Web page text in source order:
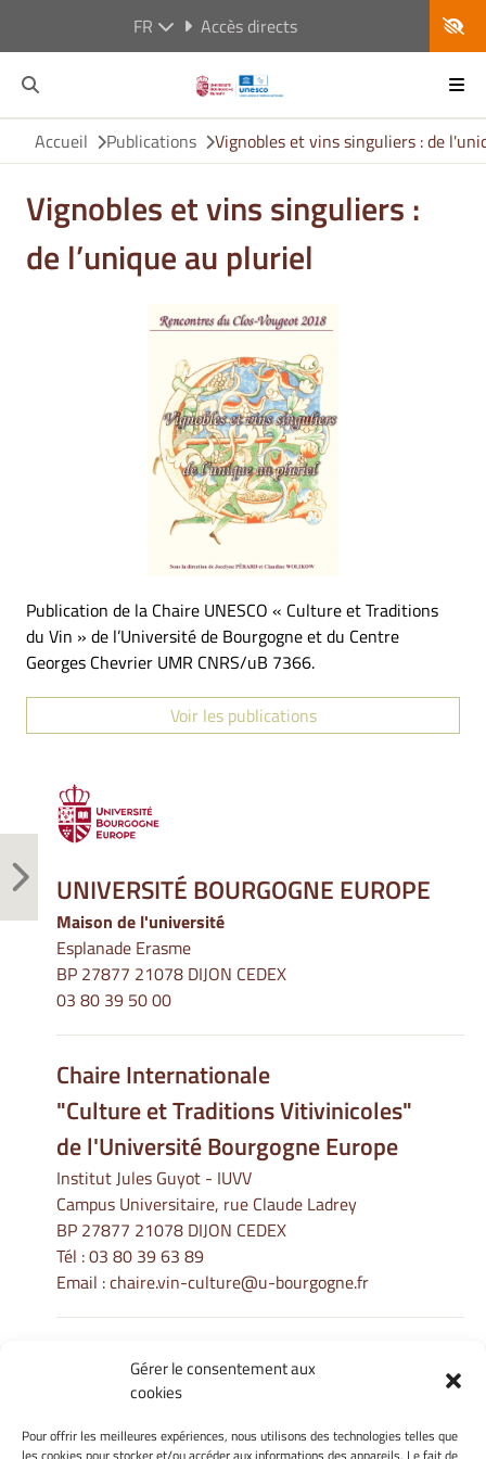
Gérer le consentement aux
cookies
Pour offrir les meilleures expériences, nous utilisons des technologies telles que
FR Accès directs
Accueil Publications Vignobles et vins singuliers : de
Vignobles et vins singuliers :
de l’unique au pluriel
Publication de la Chaire UNESCO « Culture et Traditions
du Vin » de l’Université de Bourgogne et du Centre
Georges Chevrier UMR CNRS/uB 7366.
Voir les publications
UNIVERSITÉ BOURGOGNE EUROPE
Maison de l'université
Esplanade Erasme
BP 27877 21078 DIJON CEDEX
03 80 39 50 00
Chaire Internationale
"Culture et Traditions Vitivinicoles"
de l'Université Bourgogne Europe
Institut Jules Guyot - IUVV
Campus Universitaire, rue Claude Ladrey
BP 27877 21078 DIJON CEDEX
Tél :03 80 39 63 89
Email :chaire.vin-culture@u-bourgogne.fr
Informations Légales
Gérer mes cookies